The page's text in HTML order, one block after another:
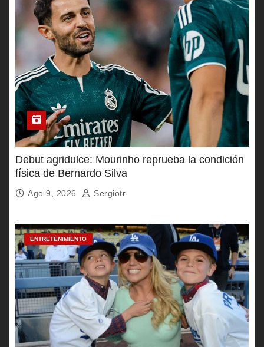
Debut agridulce: Mourinho reprueba la condición
física de Bernardo Silva
Ago 9, 2026 Sergiotr
ENTRETENIMIENTO